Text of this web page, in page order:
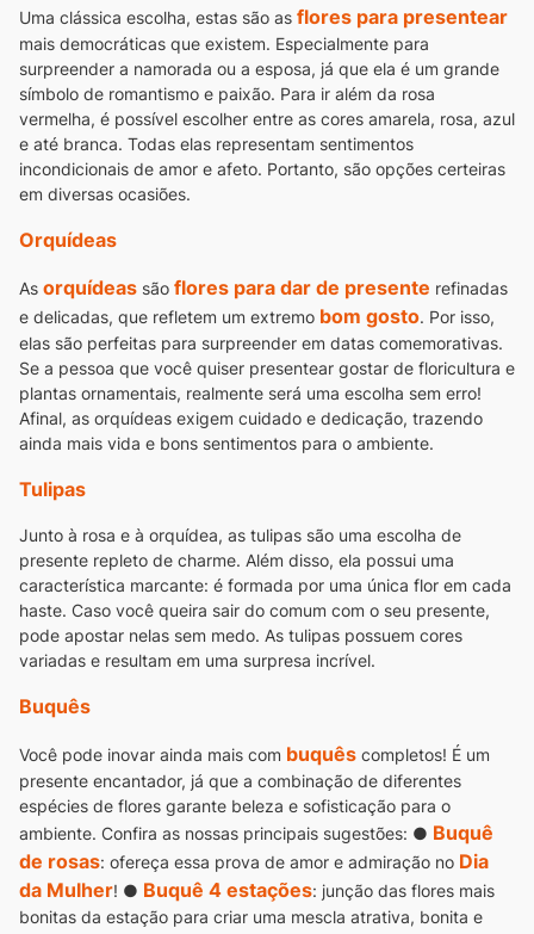
Uma clássica escolha, estas são as flores para presentear
mais democráticas que existem. Especialmente para
surpreender a namorada ou a esposa, já que ela é um grande
símbolo de romantismo e paixão. Para ir além da rosa
vermelha, é possível escolher entre as cores amarela, rosa, azul
e até branca. Todas elas representam sentimentos
incondicionais de amor e afeto. Portanto, são opções certeiras
em diversas ocasiões.
Orquídeas
As orquídeas são flores para dar de presente refinadas
e delicadas, que refletem um extremo bom gosto. Por isso,
elas são perfeitas para surpreender em datas comemorativas.
Se a pessoa que você quiser presentear gostar de floricultura e
plantas ornamentais, realmente será uma escolha sem erro!
Afinal, as orquídeas exigem cuidado e dedicação, trazendo
ainda mais vida e bons sentimentos para o ambiente.
Tulipas
Junto à rosa e à orquídea, as tulipas são uma escolha de
presente repleto de charme. Além disso, ela possui uma
característica marcante: é formada por uma única flor em cada
haste. Caso você queira sair do comum com o seu presente,
pode apostar nelas sem medo. As tulipas possuem cores
variadas e resultam em uma surpresa incrível.
Buquês
Você pode inovar ainda mais com buquês completos! É um
presente encantador, já que a combinação de diferentes
espécies de flores garante beleza e sofisticação para o
ambiente. Confira as nossas principais sugestões: ● Buquê
de rosas: ofereça essa prova de amor e admiração no Dia
da Mulher! ● Buquê 4 estações: junção das flores mais
bonitas da estação para criar uma mescla atrativa, bonita e